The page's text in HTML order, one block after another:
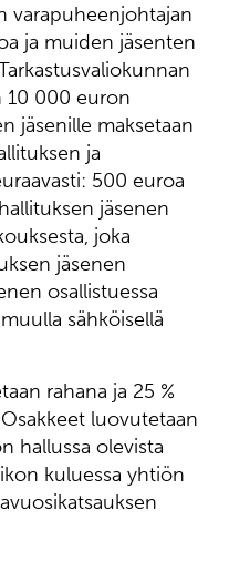
varapuheenjohtajan
ja muiden jäsenten
10 000 euron
jäsenille maksetaan
ja
500 euroa
jäsenen
joka
jäsenen
osallistuessa
sähköisellä
rahana ja 25 %
luovutetaan
hallussa olevista
kuluessa yhtiön